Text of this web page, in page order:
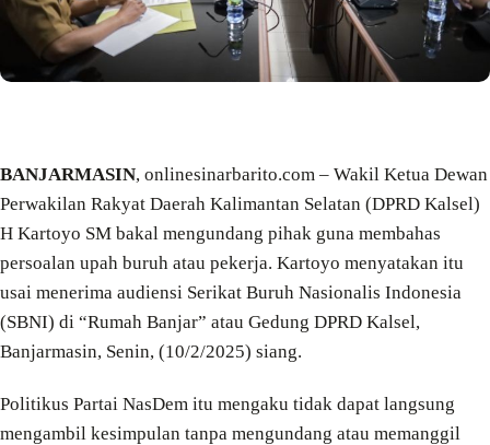
BANJARMASIN, onlinesinarbarito.com – Wakil Ketua Dewan
Perwakilan Rakyat Daerah Kalimantan Selatan (DPRD Kalsel)
H Kartoyo SM bakal mengundang pihak guna membahas
persoalan upah buruh atau pekerja. Kartoyo menyatakan itu
usai menerima audiensi Serikat Buruh Nasionalis Indonesia
(SBNI) di “Rumah Banjar” atau Gedung DPRD Kalsel,
Banjarmasin, Senin, (10/2/2025) siang.
Politikus Partai NasDem itu mengaku tidak dapat langsung
mengambil kesimpulan tanpa mengundang atau memanggil